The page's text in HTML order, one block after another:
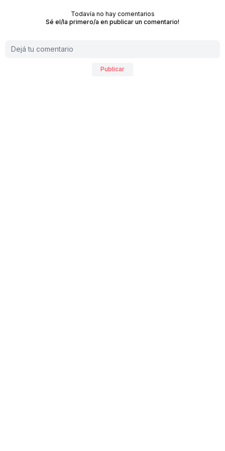
Todavía no hay comentarios
Sé el/la primero/a en publicar un comentario!
Publicar